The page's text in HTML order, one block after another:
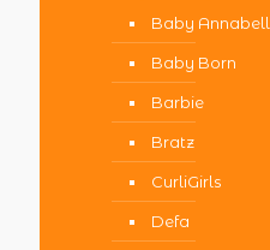
Baby Annabell
Baby Born
Barbie
Bratz
CurliGirls
Defa